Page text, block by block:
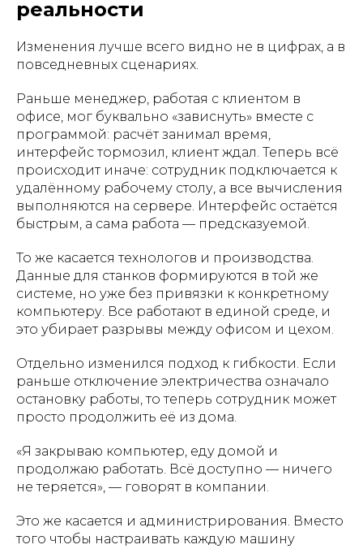
реальности
Изменения лучше всего видно не в цифрах, а в
повседневных сценариях.
Раньше менеджер, работая с клиентом в
офисе, мог буквально «зависнуть» вместе с
программой: расчёт занимал время,
интерфейс тормозил, клиент ждал. Теперь всё
происходит иначе: сотрудник подключается к
удалённому рабочему столу, а все вычисления
выполняются на сервере. Интерфейс остаётся
быстрым, а сама работа — предсказуемой.
То же касается технологов и производства.
Данные для станков формируются в той же
системе, но уже без привязки к конкретному
компьютеру. Все работают в единой среде, и
это убирает разрывы между офисом и цехом.
Отдельно изменился подход к гибкости. Если
раньше отключение электричества означало
остановку работы, то теперь сотрудник может
просто продолжить её из дома.
«Я закрываю компьютер, еду домой и
продолжаю работать. Всё доступно — ничего
не теряется», — говорят в компании.
Это же касается и администрирования. Вместо
того чтобы настраивать каждую машину